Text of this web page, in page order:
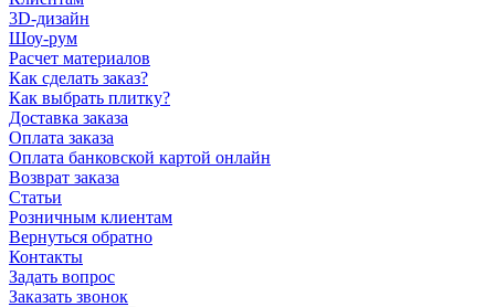
3D-дизайн
Шоу-рум
Расчет материалов
Как сделать заказ?
Как выбрать плитку?
Доставка заказа
Оплата заказа
Оплата банковской картой онлайн
Возврат заказа
Статьи
Розничным клиентам
Вернуться обратно
Контакты
Задать вопрос
Заказать звонок